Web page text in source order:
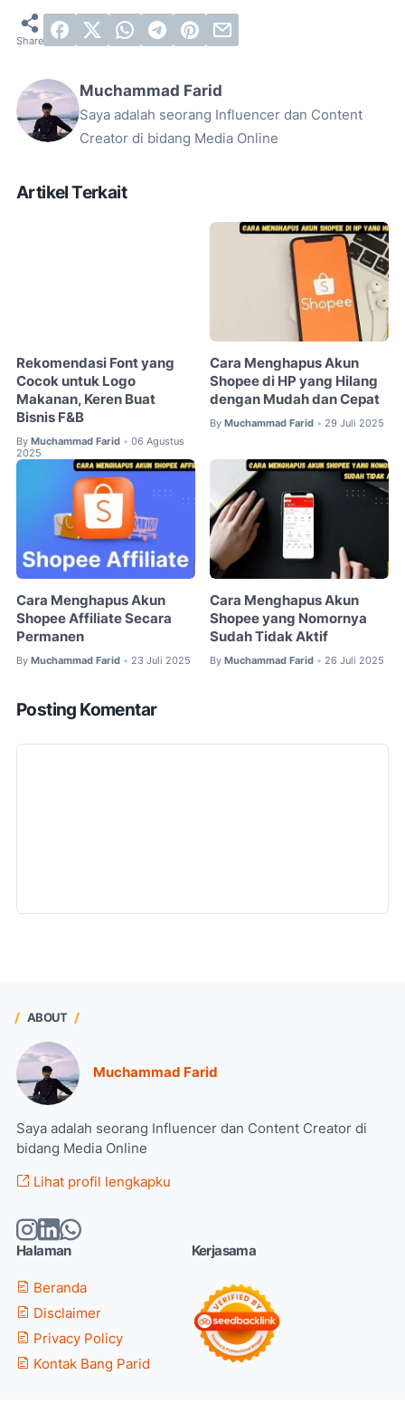
Muchammad Farid
Saya adalah seorang Influencer dan Content
Creator di bidang Media Online
Artikel Terkait
Rekomendasi Font yang
Cocok untuk Logo
Makanan, Keren Buat
Bisnis F&B
By Muchammad Farid • 06 Agustus
2025
Cara Menghapus Akun
Shopee di HP yang Hilang
dengan Mudah dan Cepat
By Muchammad Farid • 29 Juli 2025
Cara Menghapus Akun
Shopee Affiliate Secara
Permanen
By Muchammad Farid • 23 Juli 2025
Cara Menghapus Akun
Shopee yang Nomornya
Sudah Tidak Aktif
By Muchammad Farid • 26 Juli 2025
Posting Komentar
ABOUT
Muchammad Farid
Saya adalah seorang Influencer dan Content Creator di
bidang Media Online
Lihat profil lengkapku
Halaman
Beranda
Disclaimer
Privacy Policy
Kontak Bang Parid
Kerjasama